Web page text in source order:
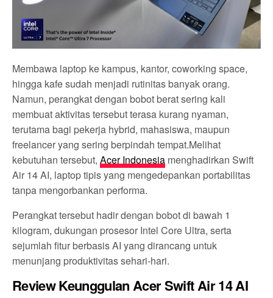
Membawa laptop ke kampus, kantor, coworking space,
hingga kafe sudah menjadi rutinitas banyak orang.
Namun, perangkat dengan bobot berat sering kali
membuat aktivitas tersebut terasa kurang nyaman,
terutama bagi pekerja hybrid, mahasiswa, maupun
freelancer yang sering berpindah tempat.Melihat
kebutuhan tersebut,Acer Indonesia menghadirkan Swift
Air 14 AI, laptop tipis yang mengedepankan portabilitas
tanpa mengorbankan performa.
Perangkat tersebut hadir dengan bobot di bawah 1
kilogram, dukungan prosesor Intel Core Ultra, serta
sejumlah fitur berbasis AI yang dirancang untuk
menunjang produktivitas sehari-hari.
Review Keunggulan Acer Swift Air 14 AI